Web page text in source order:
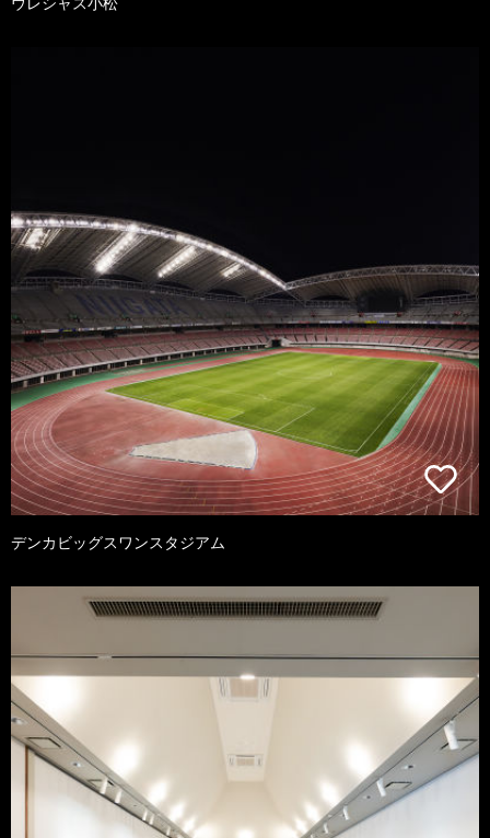
デンカビッグスワンスタジアム